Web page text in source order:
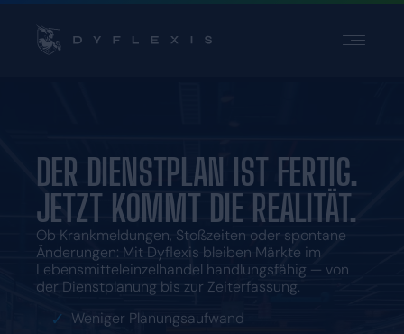
PARTNER
PREISE
Kontakt
Support
Login
DER DIENSTPLAN IST FERTIG.
JETZT KOMMT DIE REALITÄT.
Ob Krankmeldungen, Stoßzeiten oder spontane
Änderungen: Mit Dyflexis bleiben Märkte im
Lebensmitteleinzelhandel handlungsfähig — von
der Dienstplanung bis zur Zeiterfassung.
Weniger Planungsaufwand